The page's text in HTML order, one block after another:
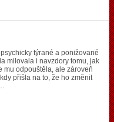
týrané a ponižované
milovala i navzdory tomu, jak
mu odpouštěla, ale zároveň
přišla na to, že ho změnit